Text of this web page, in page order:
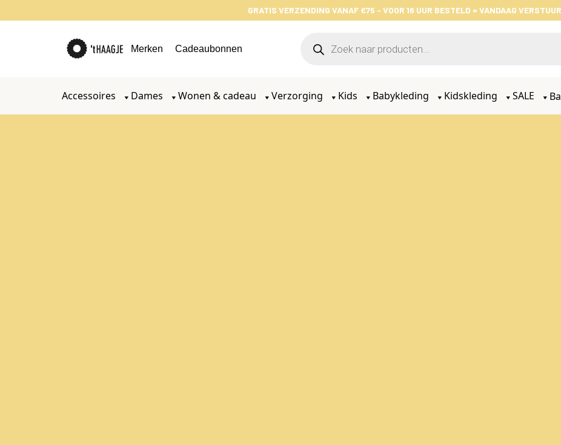
GRATIS VERZENDING VANAF €75 - VOOR 16 UUR BESTELD = VANDAAG
Merken Cadeaubonnen
Accessoires Dames Wonen & cadeau Verzorging Kids Babykleding Kidskleding SALE